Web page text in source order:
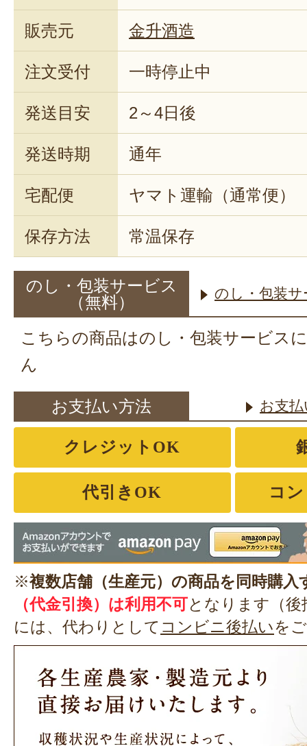
販売元 金升酒造
注文受付 一時停止中
発送目安 2～4日後
発送時期 通年
宅配便 ヤマト運輸（通常便）
保存方法 常温保存
のし・包装サービス
（無料）
のし・包装
こちらの商品はのし・包装サービス
ん
お支払い方法 お支
クレジットOK
代引きOK コ
※複数店舗（生産元）の商品を同時購入
（代金引換）は利用不可となります（
には、代わりとして コンビニ後払いを